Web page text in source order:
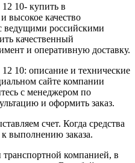
10- купить в
высокое качество
ведущими российскими
качественный
и оперативную доставку.
10: описание и технические
сайте компании
с менеджером по
и оформить заказ.
счет. Когда средства
выполнению заказа.
компанией, в